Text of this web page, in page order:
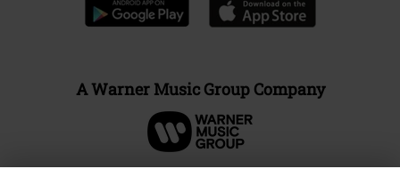
A Warner Music Group Company